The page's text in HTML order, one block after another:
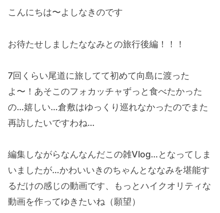
こんにちは〜よしなきのです
お待たせしましたななみとの旅行後編！！！
7回くらい尾道に旅してて初めて向島に渡った
よ〜！あそこのフォカッチャずっと食べたかった
の…嬉しい…倉敷はゆっくり巡れなかったのでまた
再訪したいですわね…
編集しながらなんなんだこの雑Vlog…となってしま
いましたが…かわいいきのちゃんとななみを堪能す
るだけの感じの動画です、もっとハイクオリティな
動画を作ってゆきたいね（願望）